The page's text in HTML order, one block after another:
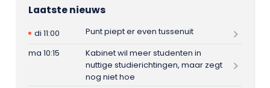
Laatste nieuws
di 11:00
Punt piept er even tussenuit
ma 10:15
Kabinet wil meer studenten in
nuttige studierichtingen, maar zegt
nog niet hoe